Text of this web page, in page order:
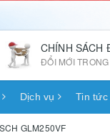
CHÍNH SÁCH
ĐỔI MỚI
Dịch vụ Tin tức
GLM250VF